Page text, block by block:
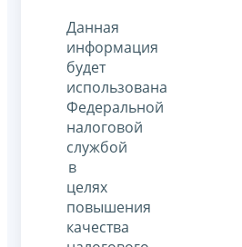
Данная
информация
будет
использована
Федеральной
налоговой
службой
в
целях
повышения
качества